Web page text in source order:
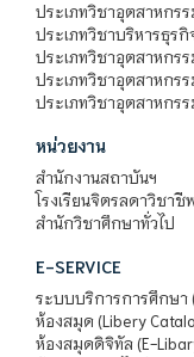
ประเภทวิชาอุตสาหกรร
ประเภทวิชาบริหารธุรกิ
ประเภทวิชาอุตสาหกรร
ประเภทวิชาอุตสาหกรร
ประเภทวิชาอุตสาหกรร
หน่วยงาน
สำนักงานสถาบันฯ
โรงเรียนจิตรลดาวิชาชีพ
สำนักวิชาศึกษาทั่วไป
E-SERVICE
ระบบบริการการศึกษา
ห้องสมุด (Libery
ห้องสมุดดิจิทัล (E-